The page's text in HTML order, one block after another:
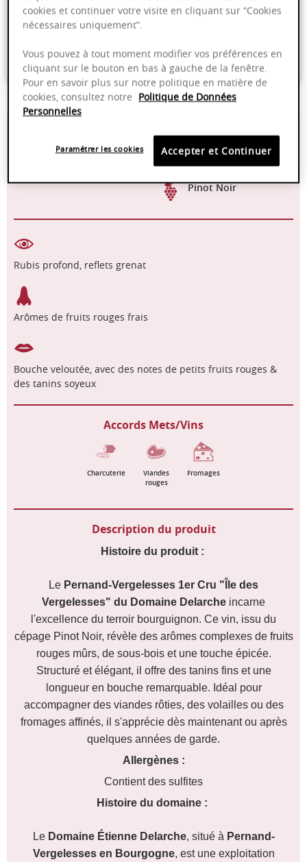
Livraison offerte dans nos points de vente
Paiement sécurisé
Manuelle
Pinot Noir
Rubis profond, reflets grenat
Arômes de fruits rouges frais
Bouche veloutée, avec des notes de petits fruits rouges &
des tanins soyeux
Accords Mets/Vins
Charcuterie
Viandes
rouges
Fromages
Description du produit
Histoire du produit :
Le Pernand-Vergelesses 1er Cru "Île des
Vergelesses" du Domaine Delarche incarne
l'excellence du terroir bourguignon. Ce vin, issu du
cépage Pinot Noir, révèle des arômes complexes de fruits
rouges mûrs, de sous-bois et une touche épicée.
Structuré et élégant, il offre des tanins fins et une
longueur en bouche remarquable. Idéal pour
accompagner des viandes rôties, des volailles ou des
fromages affinés, il s'apprécie dès maintenant ou après
quelques années de garde.
Allergènes :
Contient des sulfites
Histoire du domaine :
Le Domaine Étienne Delarche, situé à Pernand-
Vergelesses en Bourgogne, est une exploitation
cookies et continuer votre visite en cliquant sur “Cookies
nécessaires uniquement”.
Vous pouvez à tout moment modifier vos préférences en
cliquant sur le bouton en bas à gauche de la fenêtre.
Pour en savoir plus sur notre politique en matière de
cookies, consultez notre Politique de Données
Personnelles
Accepter et Continuer
Paramétrer les cookies